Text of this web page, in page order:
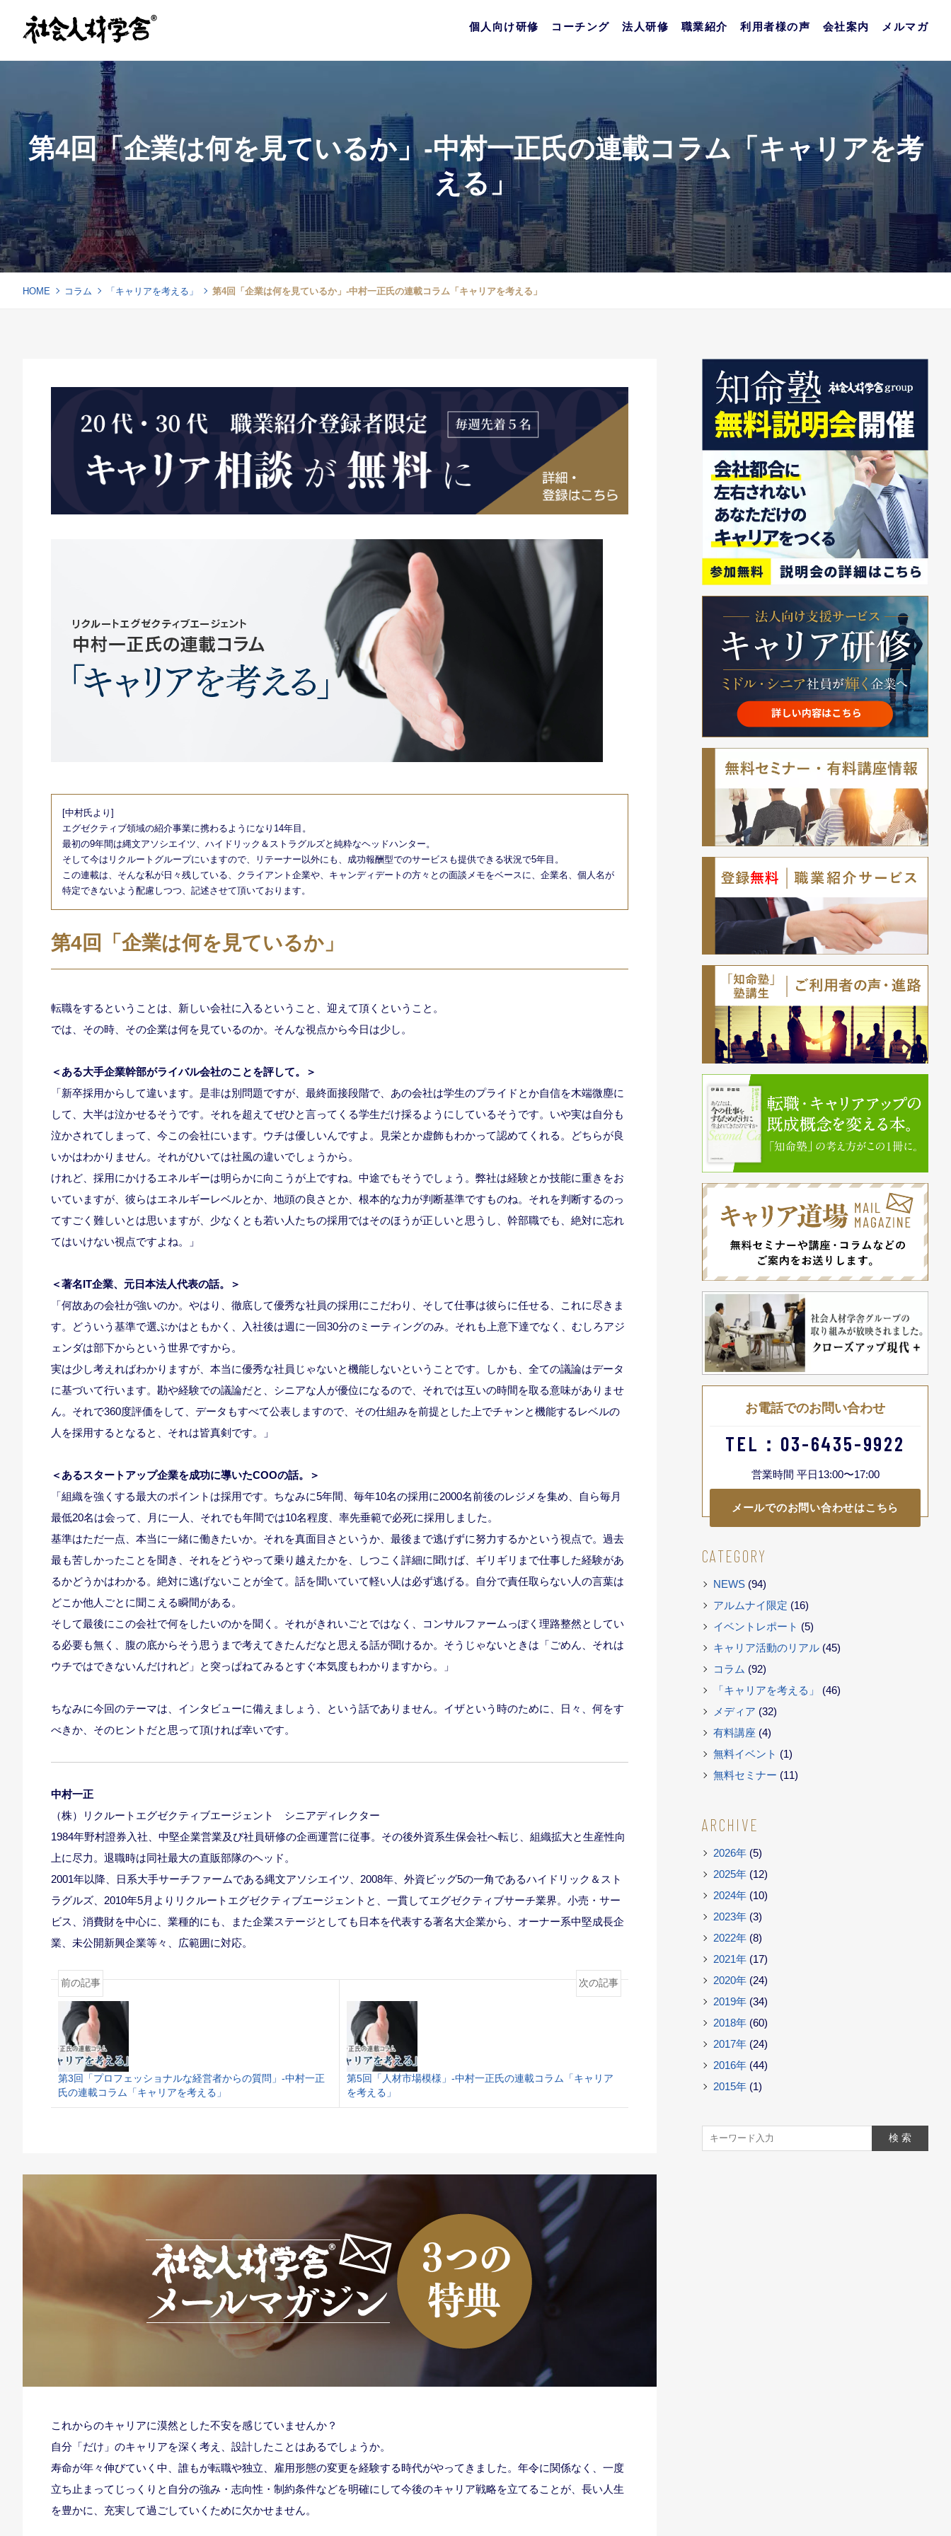
個人向け研修 コーチング 法人研修 職業紹介 利用者様の声 会社案内 メルマガ
第4回「企業は何を見ているか」-中村一正氏の連載コラム「キャリアを考
える」
HOME コラム 「キャリアを考える」 第4回「企業は何を見ているか」-中村一正氏の連載コラム「キャリアを考える」
[中村氏より]
エグゼクティブ領域の紹介事業に携わるようになり14年目。
最初の9年間は縄文アソシエイツ、ハイドリック＆ストラグルズと純粋なヘッドハンター。
そして今はリクルートグループにいますので、リテーナー以外にも、成功報酬型でのサービスも提供できる状況で5年目。
この連載は、そんな私が日々残している、クライアント企業や、キャンディデートの方々との面談メモをベースに、企業名、個人名が
特定できないよう配慮しつつ、記述させて頂いております。
第4回「企業は何を見ているか」
転職をするということは、新しい会社に入るということ、迎えて頂くということ。
では、その時、その企業は何を見ているのか。そんな視点から今日は少し。
＜ある大手企業幹部がライバル会社のことを評して。＞
「新卒採用からして違います。是非は別問題ですが、最終面接段階で、あの会社は学生のプライドとか自信を木端微塵に
して、大半は泣かせるそうです。それを超えてぜひと言ってくる学生だけ採るようにしているそうです。いや実は自分も
泣かされてしまって、今この会社にいます。ウチは優しいんですよ。見栄とか虚飾もわかって認めてくれる。どちらが良
いかはわかりません。それがひいては社風の違いでしょうから。
けれど、採用にかけるエネルギーは明らかに向こうが上ですね。中途でもそうでしょう。弊社は経験とか技能に重きをお
いていますが、彼らはエネルギーレベルとか、地頭の良さとか、根本的な力が判断基準ですものね。それを判断するのっ
てすごく難しいとは思いますが、少なくとも若い人たちの採用ではそのほうが正しいと思うし、幹部職でも、絶対に忘れ
てはいけない視点ですよね。」
＜著名IT企業、元日本法人代表の話。＞
「何故あの会社が強いのか。やはり、徹底して優秀な社員の採用にこだわり、そして仕事は彼らに任せる、これに尽きま
す。どういう基準で選ぶかはともかく、入社後は週に一回30分のミーティングのみ。それも上意下達でなく、むしろアジ
ェンダは部下からという世界ですから。
実は少し考えればわかりますが、本当に優秀な社員じゃないと機能しないということです。しかも、全ての議論はデータ
に基づいて行います。勘や経験での議論だと、シニアな人が優位になるので、それでは互いの時間を取る意味がありませ
ん。それで360度評価をして、データもすべて公表しますので、その仕組みを前提とした上でチャンと機能するレベルの
人を採用するとなると、それは皆真剣です。」
＜あるスタートアップ企業を成功に導いたCOOの話。＞
「組織を強くする最大のポイントは採用です。ちなみに5年間、毎年10名の採用に2000名前後のレジメを集め、自ら毎月
最低20名は会って、月に一人、それでも年間では10名程度、率先垂範で必死に採用しました。
基準はただ一点、本当に一緒に働きたいか。それを真面目さというか、最後まで逃げずに努力するかという視点で。過去
最も苦しかったことを聞き、それをどうやって乗り越えたかを、しつこく詳細に聞けば、ギリギリまで仕事した経験があ
るかどうかはわかる。絶対に逃げないことが全て。話を聞いていて軽い人は必ず逃げる。自分で責任取らない人の言葉は
どこか他人ごとに聞こえる瞬間がある。
そして最後にこの会社で何をしたいのかを聞く。それがきれいごとではなく、コンサルファームっぽく理路整然としてい
る必要も無く、腹の底からそう思うまで考えてきたんだなと思える話が聞けるか。そうじゃないときは「ごめん、それは
ウチではできないんだけれど」と突っぱねてみるとすぐ本気度もわかりますから。」
ちなみに今回のテーマは、インタビューに備えましょう、という話でありません。イザという時のために、日々、何をす
べきか、そのヒントだと思って頂ければ幸いです。
中村一正
（株）リクルートエグゼクティブエージェント シニアディレクター
1984年野村證券入社、中堅企業営業及び社員研修の企画運営に従事。その後外資系生保会社へ転じ、組織拡大と生産性向
上に尽力。退職時は同社最大の直販部隊のヘッド。
2001年以降、日系大手サーチファームである縄文アソシエイツ、2008年、外資ビッグ5の一角であるハイドリック＆スト
ラグルズ、2010年5月よりリクルートエグゼクティブエージェントと、一貫してエグゼクティブサーチ業界。小売・サー
ビス、消費財を中心に、業種的にも、また企業ステージとしても日本を代表する著名大企業から、オーナー系中堅成長企
業、未公開新興企業等々、広範囲に対応。
前の記事
第3回「プロフェッショナルな経営者からの質問」-中村一正
氏の連載コラム「キャリアを考える」
次の記事
第5回「人材市場模様」-中村一正氏の連載コラム「キャリア
を考える」
これからのキャリアに漠然とした不安を感じていませんか？
自分「だけ」のキャリアを深く考え、設計したことはあるでしょうか。
寿命が年々伸びていく中、誰もが転職や独立、雇用形態の変更を経験する時代がやってきました。年令に関係なく、一度
立ち止まってじっくりと自分の強み・志向性・制約条件などを明確にして今後のキャリア戦略を立てることが、長い人生
を豊かに、充実して過ごしていくために欠かせません。
お電話でのお問い合わせ
TEL：03-6435-9922
営業時間 平日13:00〜17:00
メールでのお問い合わせはこちら
CATEGORY
NEWS (94)
アルムナイ限定 (16)
イベントレポート (5)
キャリア活動のリアル (45)
コラム (92)
「キャリアを考える」
(46)
メディア (32)
有料講座 (4)
無料イベント (1)
無料セミナー (11)
ARCHIVE
2026年 (5)
2025年 (12)
2024年 (10)
2023年 (3)
2022年 (8)
2021年 (17)
2020年 (24)
2019年 (34)
2018年 (60)
2017年 (24)
2016年 (44)
2015年 (1)